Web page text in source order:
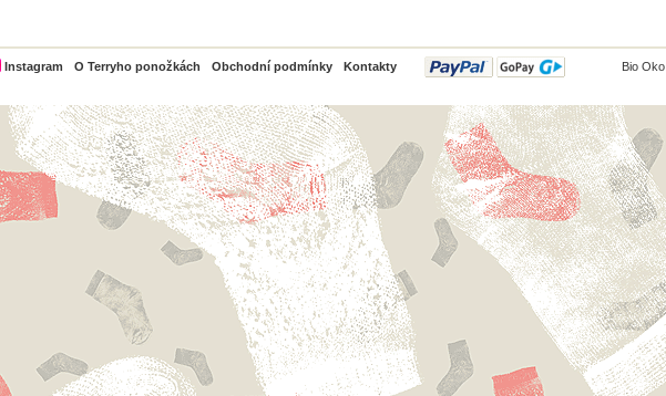
Instagram O Terryho ponožkách Obchodní podmínky Kontakty
PayPal Bio Oko